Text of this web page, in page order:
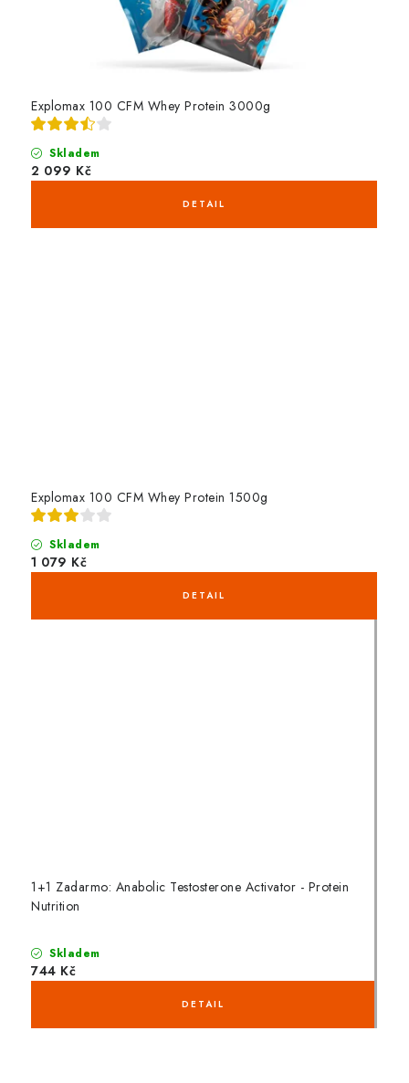
Explomax 100 CFM Whey Protein 3000g
Skladem
2 099 Kč
Explomax 100 CFM Whey Protein 1500g
Skladem
1 079 Kč
1+1 Zadarmo: Anabolic Testosterone Activator - Protein
Nutrition
Skladem
744 Kč